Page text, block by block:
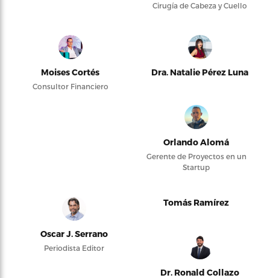
Cirugía de Cabeza y Cuello
Moises Cortés
Consultor Financiero
Dra. Natalie Pérez Luna
Orlando Alomá
Gerente de Proyectos en un
Startup
Oscar J. Serrano
Periodista Editor
Tomás Ramírez
Dr. Ronald Collazo